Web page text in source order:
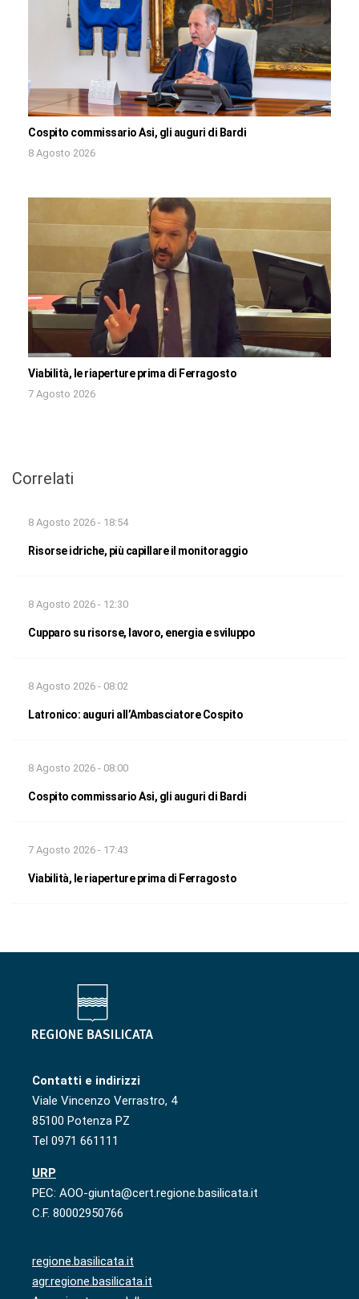
Cospito commissario Asi, gli auguri di Bardi
8 Agosto 2026
Viabilità, le riaperture prima di Ferragosto
7 Agosto 2026
Correlati
8 Agosto 2026 - 18:54
Risorse idriche, più capillare il monitoraggio
8 Agosto 2026 - 12:30
Cupparo su risorse, lavoro, energia e sviluppo
8 Agosto 2026 - 08:02
Latronico: auguri all’Ambasciatore Cospito
8 Agosto 2026 - 08:00
Cospito commissario Asi, gli auguri di Bardi
7 Agosto 2026 - 17:43
Viabilità, le riaperture prima di Ferragosto
Contatti e indirizzi
Viale Vincenzo Verrastro, 4
85100 Potenza PZ
Tel 0971 661111
URP
PEC: AOO-giunta@cert.regione.basilicata.it
C.F. 80002950766
regione.basilicata.it
agr.regione.basilicata.it